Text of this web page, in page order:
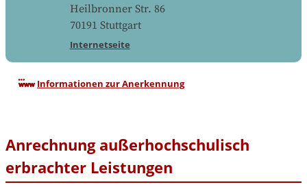
Heilbronner Str. 86
70191 Stuttgart
Internetseite
Informationen zur Anerkennung
Anrechnung außerhochschulisch
erbrachter Leistungen